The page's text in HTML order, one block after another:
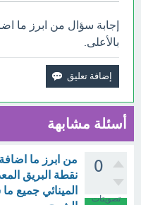
إجابة سؤال من ابرز ما
بالأعلى.
أسئلة مشابهة
0
تصويتات
نقطة البريق